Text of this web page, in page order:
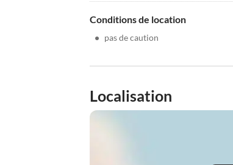
Conditions de location
• pas de caution
Localisation